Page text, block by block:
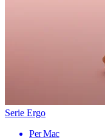
Serie Ergo
Per Mac